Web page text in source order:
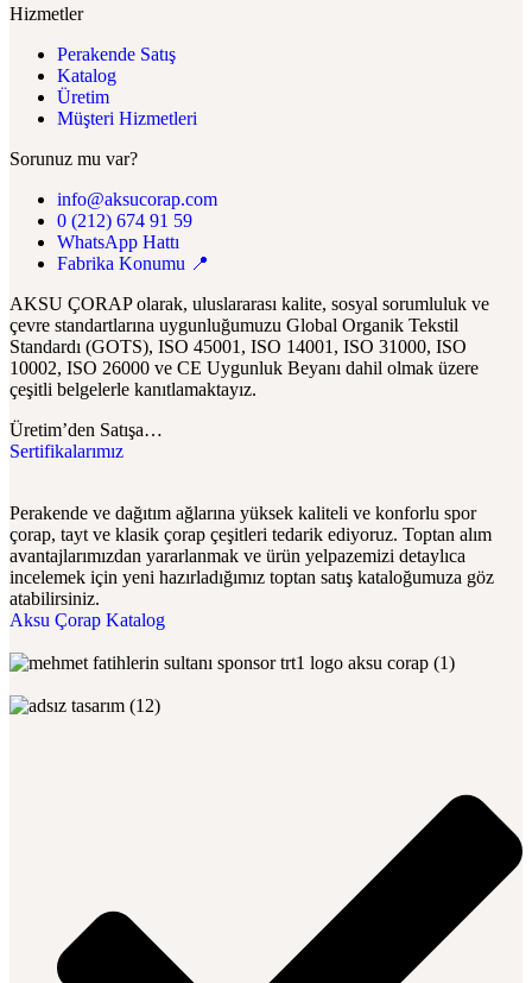
Hizmetler
Perakende Satış
Katalog
Üretim
Müşteri Hizmetleri
Sorunuz mu var?
info@aksucorap.com
0 (212) 674 91 59
WhatsApp Hattı
Fabrika Konumu 📍
AKSU ÇORAP olarak, uluslararası kalite, sosyal sorumluluk ve
çevre standartlarına uygunluğumuzu Global Organik Tekstil
Standardı (GOTS), ISO 45001, ISO 14001, ISO 31000, ISO
10002, ISO 26000 ve CE Uygunluk Beyanı dahil olmak üzere
çeşitli belgelerle kanıtlamaktayız.
Üretim’den Satışa…
Sertifikalarımız
Perakende ve dağıtım ağlarına yüksek kaliteli ve konforlu spor
çorap, tayt ve klasik çorap çeşitleri tedarik ediyoruz. Toptan alım
avantajlarımızdan yararlanmak ve ürün yelpazemizi detaylıca
incelemek için yeni hazırladığımız toptan satış kataloğumuza göz
atabilirsiniz.
Aksu Çorap Katalog